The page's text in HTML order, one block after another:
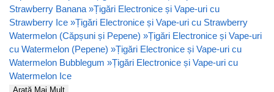
Strawberry Banana »Țigări Electronice și Vape-uri cu
Strawberry Ice »Țigări Electronice și Vape-uri cu Strawberry
Watermelon (Căpșuni și Pepene) »Țigări Electronice și Vape-uri
cu Watermelon (Pepene) »Țigări Electronice și Vape-uri cu
Watermelon Bubblegum »Țigări Electronice și Vape-uri cu
Watermelon Ice
Arată Mai Mult